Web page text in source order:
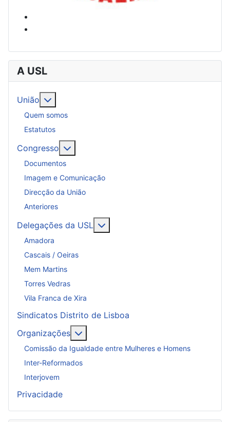
A USL
União
Quem somos
Estatutos
Congresso
Documentos
Imagem e Comunicação
Direcção da União
Anteriores
Delegações da USL
Amadora
Cascais / Oeiras
Mem Martins
Torres Vedras
Vila Franca de Xira
Sindicatos Distrito de Lisboa
Organizações
Comissão da Igualdade entre Mulheres e Homens
Inter-Reformados
Interjovem
Privacidade